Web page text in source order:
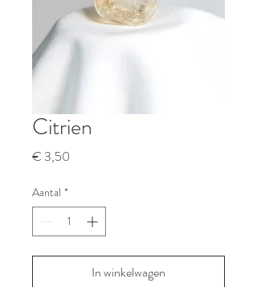
Citrien
€ 3,50
Aantal *
In winkelwagen